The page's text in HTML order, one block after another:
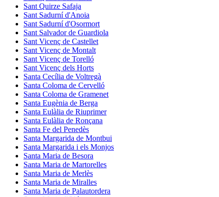
Sant Quirze Safaja
Sant Sadurní d'Anoia
Sant Sadurní d'Osormort
Sant Salvador de Guardiola
Sant Vicenç de Castellet
Sant Vicenç de Montalt
Sant Vicenç de Torelló
Sant Vicenç dels Horts
Santa Cecília de Voltregà
Santa Coloma de Cervelló
Santa Coloma de Gramenet
Santa Eugènia de Berga
Santa Eulàlia de Riuprimer
Santa Eulàlia de Ronçana
Santa Fe del Penedès
Santa Margarida de Montbui
Santa Margarida i els Monjos
Santa Maria de Besora
Santa Maria de Martorelles
Santa Maria de Merlès
Santa Maria de Miralles
Santa Maria de Palautordera